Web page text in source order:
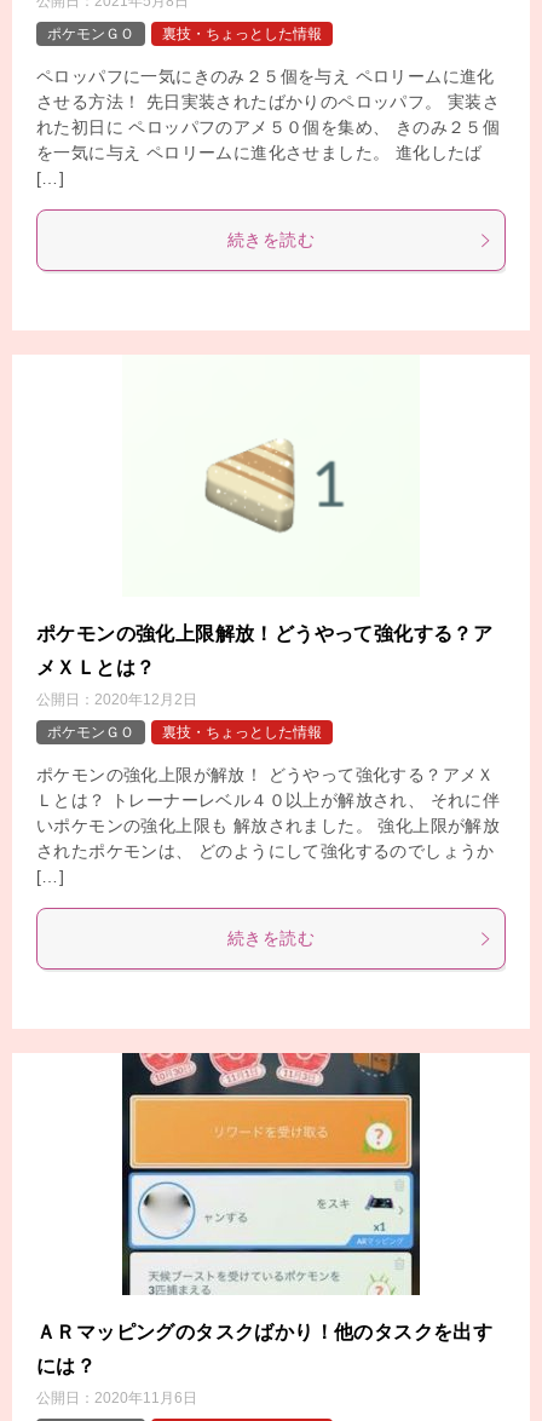
ポケモンＧＯ
裏技・ちょっとした情報
ペロッパフに一気にきのみ２５個を与え ペロリームに進化
させる方法！ 先日実装されたばかりのペロッパフ。 実装さ
れた初日に ペロッパフのアメ５０個を集め、 きのみ２５個
を一気に与え ペロリームに進化させました。 進化したば
[…]
続きを読む
ポケモンの強化上限解放！どうやって強化する？ア
メＸＬとは？
公開日： 2020年12月2日
ポケモンＧＯ
裏技・ちょっとした情報
ポケモンの強化上限が解放！ どうやって強化する？アメＸ
Ｌとは？ トレーナーレベル４０以上が解放され、 それに伴
いポケモンの強化上限も 解放されました。 強化上限が解放
されたポケモンは、 どのようにして強化するのでしょうか
[…]
続きを読む
ＡＲマッピングのタスクばかり！他のタスクを出す
には？
公開日： 2020年11月6日